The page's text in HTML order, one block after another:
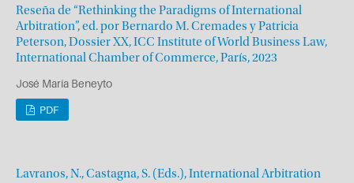
Reseña de “Rethinking the Paradigms of International
Arbitration”, ed. por Bernardo M. Cremades y Patricia
Peterson, Dossier XX, ICC Institute of World Business Law,
International Chamber of Commerce, París, 2023
José María Beneyto
PDF
Lavranos, N., Castagna, S. (Eds.), International Arbitration